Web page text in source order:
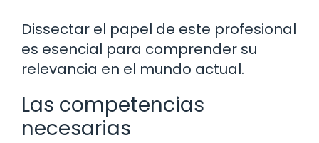
Dissectar el papel de este profesional
es esencial para comprender su
relevancia en el mundo actual.
Las competencias
necesarias